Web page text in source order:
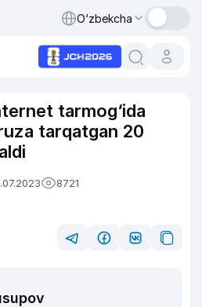
O‘zbekcha
tarmog‘ida
tarqatgan 20
8721